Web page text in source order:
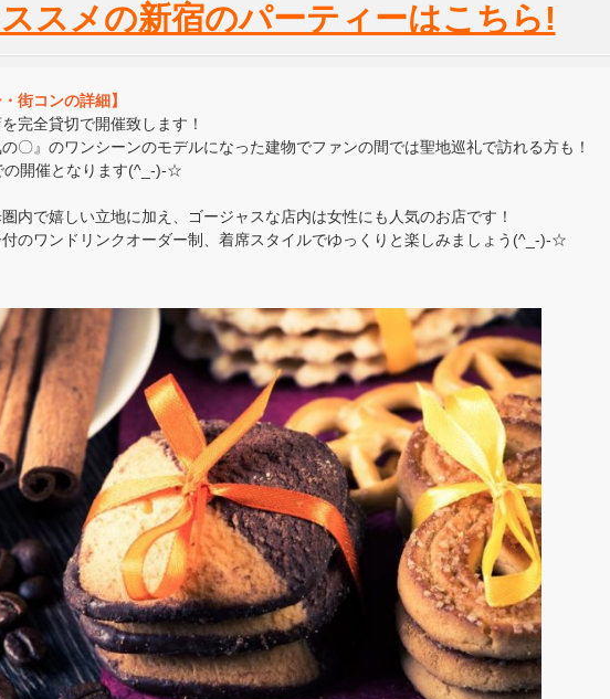
スメの新宿のパーティーはこちら!
街コンの詳細】
完全貸切で開催致します！
〇』のワンシーンのモデルになった建物でファンの間では聖地巡礼で訪れる方も！
の開催となります(^_-)-☆
内で嬉しい立地に加え、ゴージャスな店内は女性にも人気のお店です！
のワンドリンクオーダー制、着席スタイルでゆっくりと楽しみましょう(^_-)-☆